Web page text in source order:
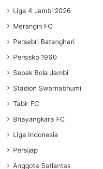
Liga 4 Jambi 2026
Merangin FC
Persebri Batanghari
Persisko 1960
Sepak Bola Jambi
Stadion Swarnabhumi
Tabir FC
Bhayangkara FC
Liga Indonesia
Persijap
Anggota Satlantas